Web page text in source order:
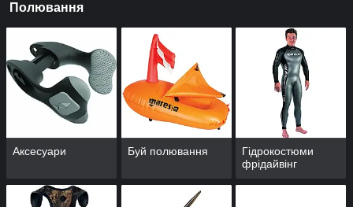
Полювання
Аксесуари Буй полювання
Гiдрокостюми
фрiдайвiнг